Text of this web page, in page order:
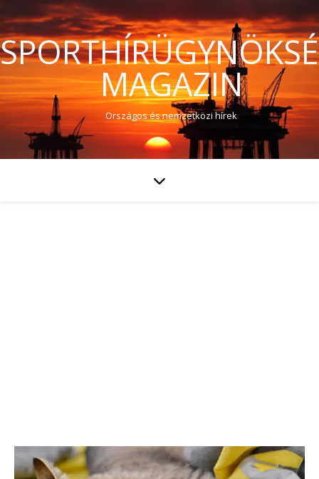
MAGAZIN
Országos és nemzetközi hírek